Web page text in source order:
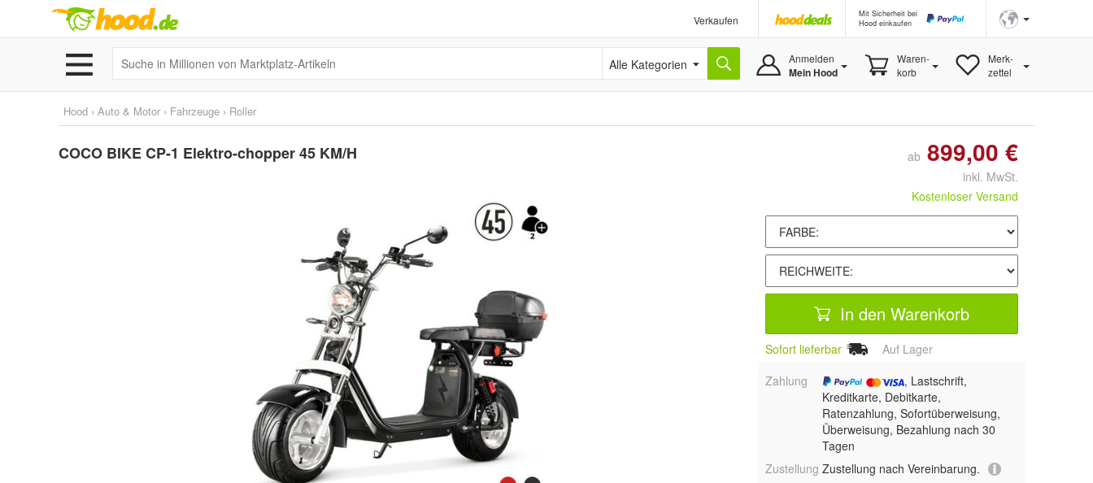
Verkaufen
Mit Sicherheit bei
Hood einkaufen
Alle Kategorien Anmelden
Mein Hood
Waren-
korb
Merk-
zettel
Hood › Auto & Motor › Fahrzeuge › Roller
COCO BIKE CP-1 Elektro-chopper 45 KM/H ab 899,00 €
inkl. MwSt.
Kostenloser Versand
In den Warenkorb
Sofort lieferbar
Auf Lager
Zahlung
, Lastschrift,
Kreditkarte, Debitkarte,
Ratenzahlung, Sofortüberweisung,
Überweisung, Bezahlung nach 30
Tagen
Zustellung Zustellung nach Vereinbarung.